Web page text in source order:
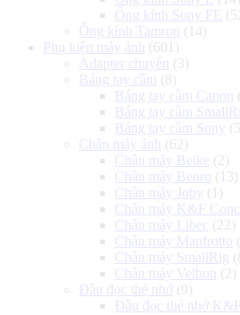
Ống kính Sony FE
Ống kính Tamron
(14)
Phụ kiện máy ảnh
(601)
Adapter chuyển
(3)
Báng tay cầm (8)
Báng tay cầm Canon
Báng tay cầm
Báng tay cầm Sony
Chân máy ảnh
(62)
Chân máy Beike (2)
Chân máy Benro (13)
Chân máy Joby (1)
Chân máy K&F
Chân máy Libec (22)
Chân máy Manfrotto
Chân máy SmallRig
Chân máy Velbon
(2)
Đầu đọc thẻ nhớ (9)
Đầu đọc thẻ nhớ